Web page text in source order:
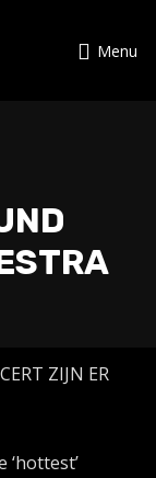
Menu
ZIJN ER